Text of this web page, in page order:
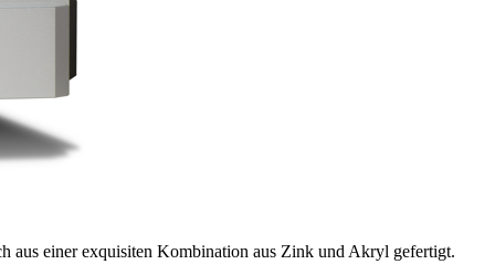
aus einer exquisiten Kombination aus Zink und Akryl gefertigt.